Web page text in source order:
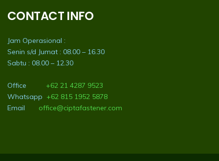
CONTACT INFO
Jam Operasional :
Senin s/d Jumat : 08.00 – 16.30
Sabtu : 08.00 – 12.30
Office +62 21 4287 9523
Whatsapp +62 815 1952 5878
Email office@ciptafastener.com